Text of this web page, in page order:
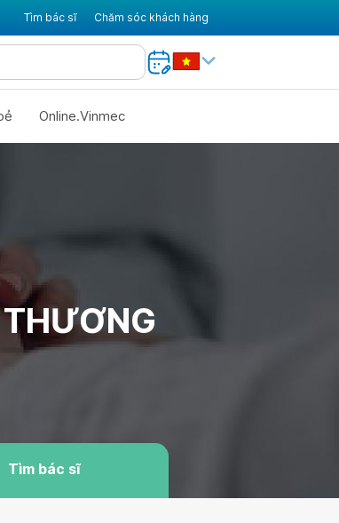
Tìm bác sĩ Chăm sóc khách hàng
Online.Vinmec
Tìm bác sĩ